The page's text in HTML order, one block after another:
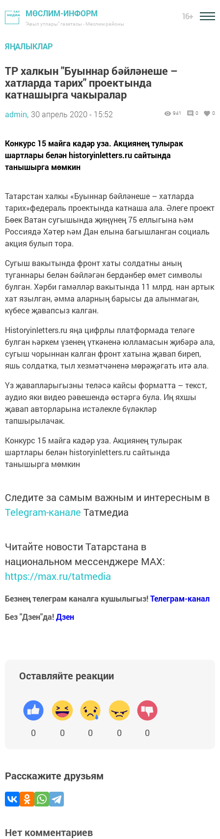
МӨСЛИМ-ИНФОРМ
"Авыл утлары" газетасы - Мөслим районы
16+
ЯҢАЛЫКЛАР
ТР халкын "Буыннар бәйләнеше –
хатларда тарих" проектында
катнашырга чакыралар
admin, 30 апрель 2020 - 15:52 941 0 0
Конкурс 15 майга кадәр уза. Акциянең тулырак
шартлары белән historyinletters.ru сайтында
танышырга мөмкин
Татарстан халкы «Буыннар бәйләнеше – хатларда
тарих»федераль проектында катнаша ала. Әлеге проект
Бөек Ватан сугышында җиңүнең 75 еллыгына һәм
Россиядә Хәтер һәм Дан елына багышланган социаль
акция булып тора.
Сугыш вакытында фронт хаты солдатны аның
туганнары белән бәйләгән бердәнбер өмет символы
булган. Хәрби гамәлләр вакытында 11 млрд. нан артык
хат язылган, әмма аларның барысы да алынмаган,
күбесе җавапсыз калган.
Historyinletters.ru яңа цифрлы платформада теләге
булган һәркем үзенең үткәненә юлламасын җибәрә ала,
сугыш чорыннан калган фронт хатына җавап биреп,
яшь солдатка, тыл хезмәтчәненә мөрәҗәгать итә ала.
Үз җавапларыгызны теләсә кайсы форматта – текст,
аудио яки видео рәвешендә өстәргә була. Иң яхшы
җавап авторларына истәлекле бүләкләр
тапшырылачак.
Конкурс 15 майга кадәр уза. Акциянең тулырак
шартлары белән historyinletters.ru сайтында
танышырга мөмкин
Следите за самым важным и интересным в
Telegram-канале Татмедиа
Читайте новости Татарстана в
национальном мессенджере MАХ:
https://max.ru/tatmedia
Безнең телеграм каналга кушылыгыз!Телеграм-канал
Без "Дзен"да!Дзен
Оставляйте реакции
0 0 0 0 0
Расскажите друзьям
Нет комментариев